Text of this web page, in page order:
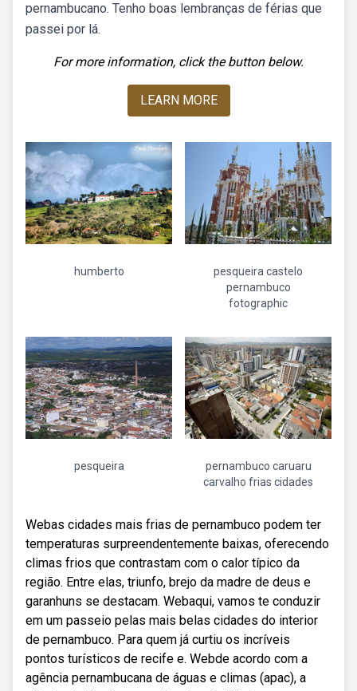
pernambucano. Tenho boas lembranças de férias que
passei por lá.
For more information, click the button below.
LEARN MORE
humberto
pesqueira castelo
pernambuco
fotographic
pesqueira
pernambuco caruaru
carvalho frias cidades
Webas cidades mais frias de pernambuco podem ter
temperaturas surpreendentemente baixas, oferecendo
climas frios que contrastam com o calor típico da
região. Entre elas, triunfo, brejo da madre de deus e
garanhuns se destacam. Webaqui, vamos te conduzir
em um passeio pelas mais belas cidades do interior
de pernambuco. Para quem já curtiu os incríveis
pontos turísticos de recife e. Webde acordo com a
agência pernambucana de águas e climas (apac), a